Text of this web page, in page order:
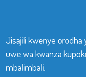
Jisajili kwenye orodha
uwe wa kwanza
mbalimbali.